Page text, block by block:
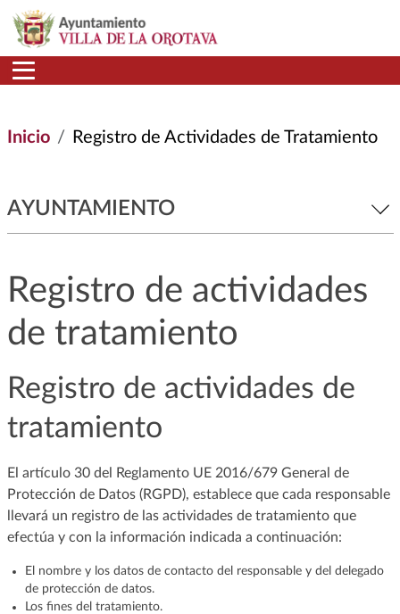
Pasar al contenido principal
Inicio Registro de Actividades de Tratamiento
AYUNTAMIENTO
Registro de actividades
de tratamiento
Registro de actividades de
tratamiento
El artículo 30 del Reglamento UE 2016/679 General de
Protección de Datos (RGPD), establece que cada responsable
llevará un registro de las actividades de tratamiento que
efectúa y con la información indicada a continuación:
El nombre y los datos de contacto del responsable y del delegado
de protección de datos.
Los fines del tratamiento.